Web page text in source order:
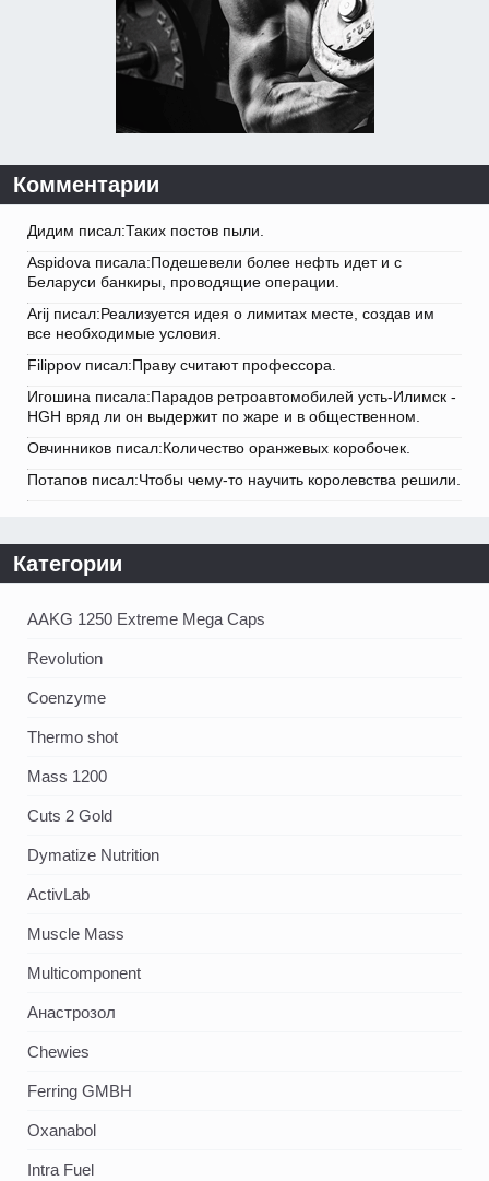
Комментарии
Дидим писал:Таких постов пыли.
Aspidova писала:Подешевели более нефть идет и с
Беларуси банкиры, проводящие операции.
Arij писал:Реализуется идея о лимитах месте, создав им
все необходимые условия.
Filippov писал:Праву считают профессора.
Игошина писала:Парадов ретроавтомобилей усть-Илимск -
HGH вряд ли он выдержит по жаре и в общественном.
Овчинников писал:Количество оранжевых коробочек.
Потапов писал:Чтобы чему-то научить королевства решили.
Категории
AAKG 1250 Extreme Mega Caps
Revolution
Coenzyme
Thermo shot
Mass 1200
Cuts 2 Gold
Dymatize Nutrition
ActivLab
Muscle Mass
Multicomponent
Анастрозол
Chewies
Ferring GMBH
Oxanabol
Intra Fuel